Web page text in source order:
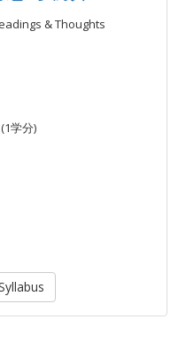
& Thoughts
学分)